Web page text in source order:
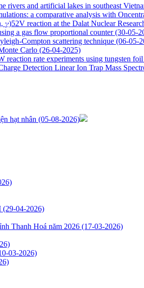
rivers and artificial lakes in southeast
a comparative analysis with
reaction at the Dalat Nuclear
a gas flow proportional counter(30-05-
Compton scattering technique (06-05-
Carlo (26-04-2025)
rate experiments using tungsten foil
Detection Linear Ion Trap Mass
hạt nhân (05-08-2026)
(29-04-2026)
Thanh Hoá năm 2026 (17-03-2026)
03-2026)